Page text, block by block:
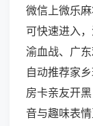
微信上微乐
可快速进入
渝血战、广
自动推荐家
房卡亲友开
音与趣味表